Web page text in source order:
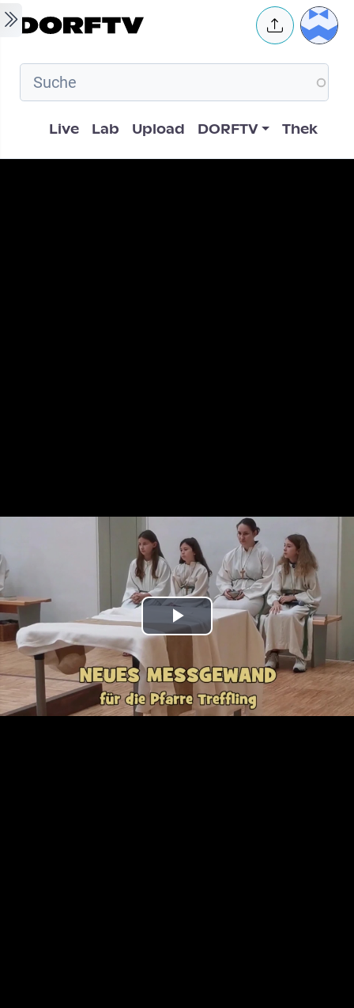
Skip to main content User
Hauptnavigation
Live Lab Upload DORFTV Thek
Play
Video